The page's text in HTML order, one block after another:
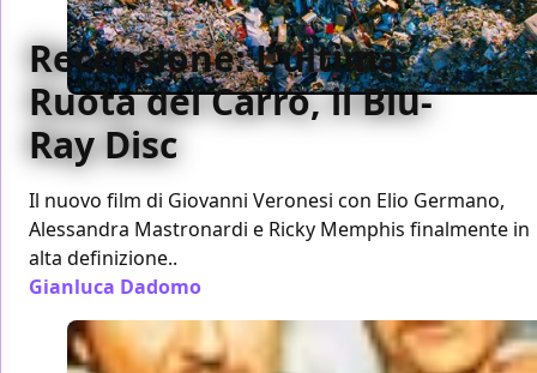
Recensione: L'ultima
Ruota del Carro, il Blu-
Ray Disc
Il nuovo film di Giovanni Veronesi con Elio Germano,
Alessandra Mastronardi e Ricky Memphis finalmente in
alta definizione..
Gianluca Dadomo